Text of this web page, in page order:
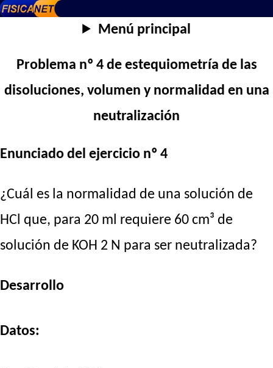
Menú principal
Problema nº 4 de estequiometría de las
disoluciones, volumen y normalidad en una
neutralización
Enunciado del ejercicio nº 4
¿Cuál es la normalidad de una solución de
HCl que, para 20 ml requiere 60 cm³ de
solución de KOH 2 N para ser neutralizada?
Desarrollo
Datos: